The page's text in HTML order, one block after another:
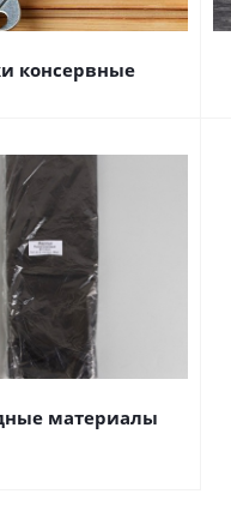
консервные
материалы